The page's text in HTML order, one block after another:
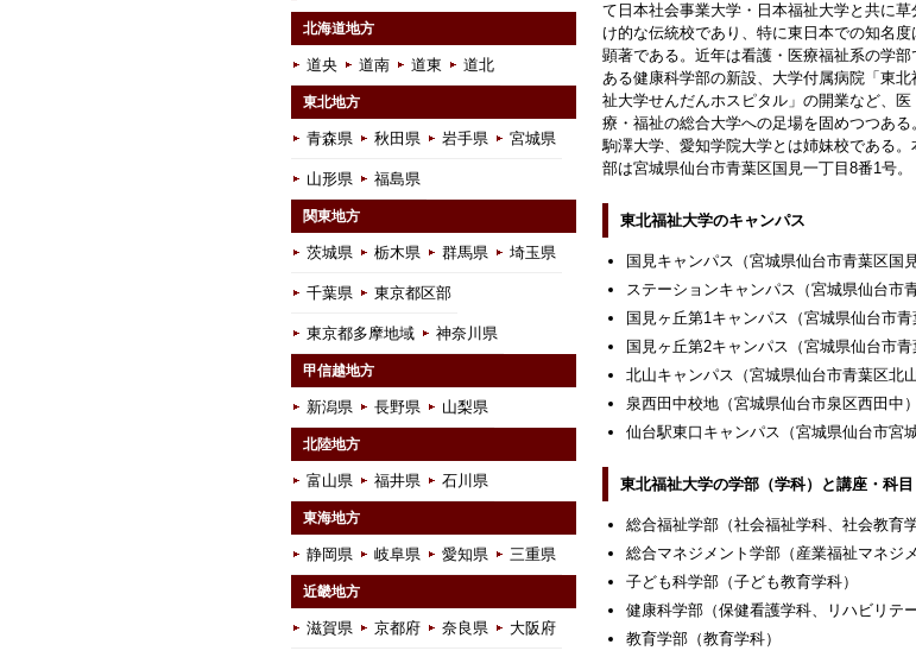
て日本社会事業大学・日本福祉大学と共に草
け的な伝統校であり、特に東日本での知名度
顕著である。近年は看護・医療福祉系の学部
ある健康科学部の新設、大学付属病院「東北
祉大学せんだんホスピタル」の開業など、医
療・福祉の総合大学への足場を固めつつある
駒澤大学、愛知学院大学とは姉妹校である。
部は宮城県仙台市青葉区国見一丁目8番1号。
東北福祉大学のキャンパス
国見キャンパス（宮城県仙台市青葉区国
ステーションキャンパス（宮城県仙台市
国見ヶ丘第1キャンパス（宮城県仙台市青
国見ヶ丘第2キャンパス（宮城県仙台市青
北山キャンパス（宮城県仙台市青葉区北
泉西田中校地（宮城県仙台市泉区西田中）
仙台駅東口キャンパス（宮城県仙台市宮
東北福祉大学の学部（学科）と講座・科目
総合福祉学部（社会福祉学科、社会教育
総合マネジメント学部（産業福祉マネジ
子ども科学部（子ども教育学科）
健康科学部（保健看護学科、リハビリテ
教育学部（教育学科）
北海道地方
道央 道南 道東 道北
東北地方
青森県 秋田県 岩手県 宮城県
山形県 福島県
関東地方
茨城県 栃木県 群馬県 埼玉県
千葉県 東京都区部
東京都多摩地域 神奈川県
甲信越地方
新潟県 長野県 山梨県
北陸地方
富山県 福井県 石川県
東海地方
静岡県 岐阜県 愛知県 三重県
近畿地方
滋賀県 京都府 奈良県 大阪府